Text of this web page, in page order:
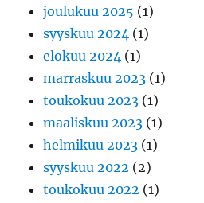
joulukuu 2025 (1)
syyskuu 2024 (1)
elokuu 2024 (1)
marraskuu 2023 (1)
toukokuu 2023 (1)
maaliskuu 2023 (1)
helmikuu 2023 (1)
syyskuu 2022 (2)
toukokuu 2022 (1)